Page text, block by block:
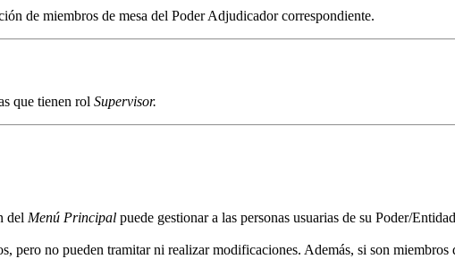
de miembros de mesa del Poder Adjudicador correspondiente.
que tienen rol Supervisor.
del Menú Principal puede gestionar a las personas usuarias de su Poder/
pero no pueden tramitar ni realizar modificaciones. Además, si son